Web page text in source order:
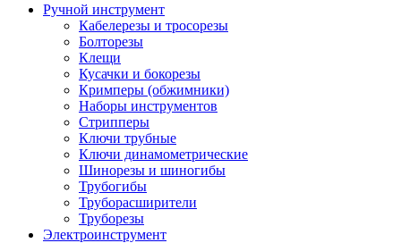
Ручной инструмент
Кабелерезы и тросорезы
Болторезы
Клещи
Кусачки и бокорезы
Кримперы (обжимники)
Наборы инструментов
Стрипперы
Ключи трубные
Ключи динамометрические
Шинорезы и шиногибы
Трубогибы
Труборасширители
Труборезы
Электроинструмент